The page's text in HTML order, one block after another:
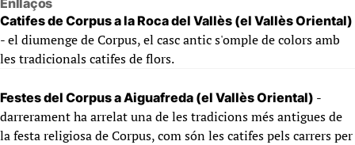
Enllaços
Catifes de Corpus a la Roca del Vallès (el Vallès Oriental)
- el diumenge de Corpus, el casc antic s'omple de colors amb
les tradicionals catifes de flors.
Festes del Corpus a Aiguafreda (el Vallès Oriental) -
darrerament ha arrelat una de les tradicions més antigues de
la festa religiosa de Corpus, com són les catifes pels carrers per